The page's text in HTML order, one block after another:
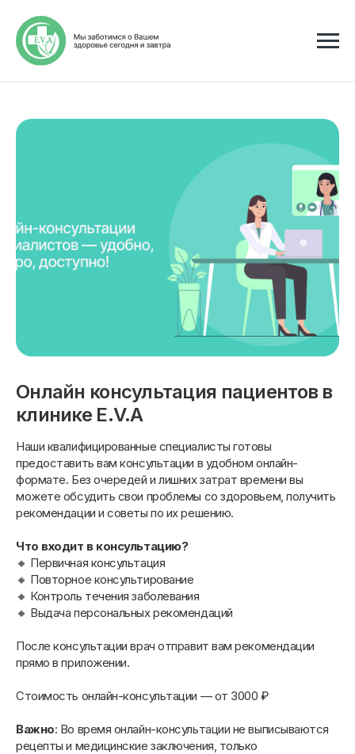
Онлайн консультация пациентов в
клинике Е.V.A
Наши квалифицированные специалисты готовы
предоставить вам консультации в удобном онлайн-
формате. Без очередей и лишних затрат времени вы
можете обсудить свои проблемы со здоровьем, получить
рекомендации и советы по их решению.
Что входит в консультацию?
🔸 Первичная консультация
🔸 Повторное консультирование
🔸 Контроль течения заболевания
🔸 Выдача персональных рекомендаций
После консультации врач отправит вам рекомендации
прямо в приложении.
Cтоимость онлайн-консультации — от 3000 ₽
Важно: Во время онлайн-консультации не выписываются
рецепты и медицинские заключения, только